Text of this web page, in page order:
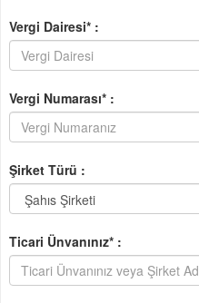
Vergi Dairesi* :
Vergi Numarası* :
Şirket Türü :
Ticari Ünvanınız* :